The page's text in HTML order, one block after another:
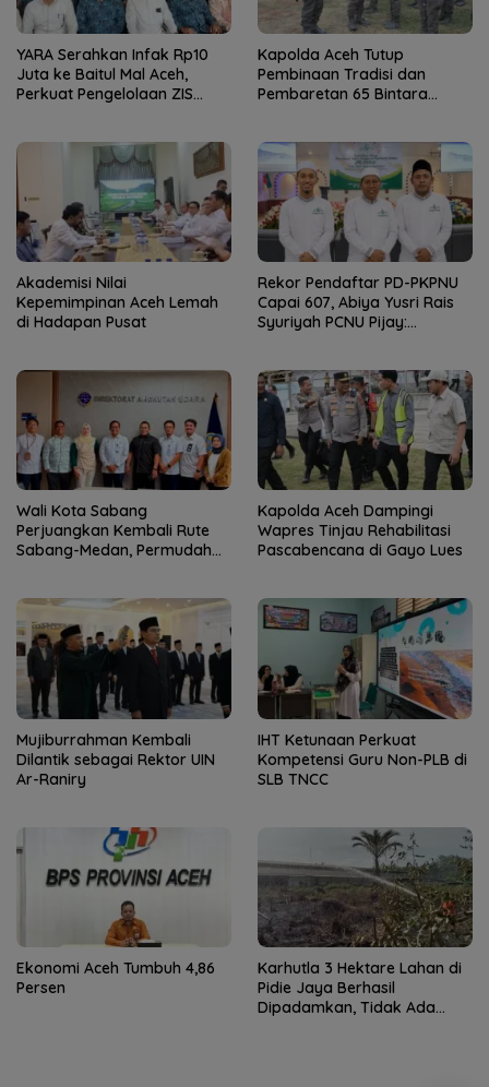
YARA Serahkan Infak Rp10
Juta ke Baitul Mal Aceh,
Perkuat Pengelolaan ZIS
Kapolda Aceh Tutup
Pembinaan Tradisi dan
Pembaretan 65 Bintara
Akademisi Nilai
Kepemimpinan Aceh Lemah
di Hadapan Pusat
Rekor Pendaftar PD-PKPNU
Capai 607, Abiya Yusri Rais
Syuriyah PCNU Pijay:
Wali Kota Sabang
Perjuangkan Kembali Rute
Sabang-Medan, Permudah
Kapolda Aceh Dampingi
Wapres Tinjau Rehabilitasi
Pascabencana di Gayo Lues
Mujiburrahman Kembali
Dilantik sebagai Rektor UIN
Ar-Raniry
IHT Ketunaan Perkuat
Kompetensi Guru Non-PLB di
SLB TNCC
Ekonomi Aceh Tumbuh 4,86
Persen
Karhutla 3 Hektare Lahan di
Pidie Jaya Berhasil
Dipadamkan, Tidak Ada